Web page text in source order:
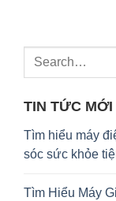
TIN TỨC MỚI
Tìm hiểu máy
sóc sức khỏe
Tìm Hiểu Máy